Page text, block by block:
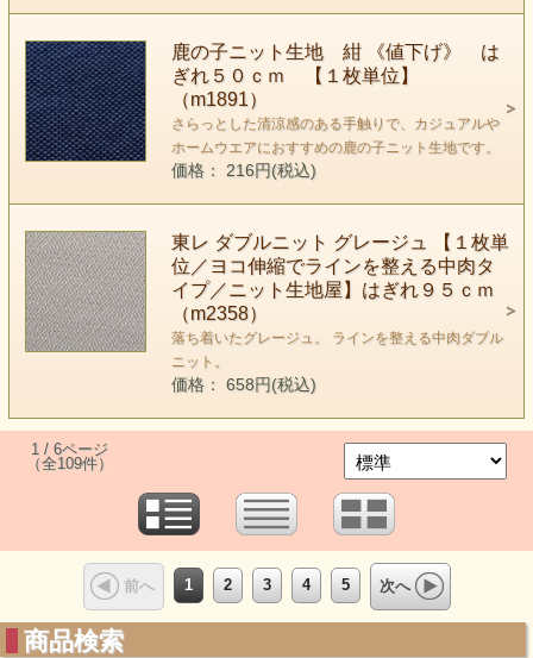
鹿の子ニット生地 紺 《値下げ》 は
ぎれ５０ｃｍ 【１枚単位】
（m1891）
さらっとした清涼感のある手触りで、カジュアルや
ホームウエアにおすすめの鹿の子ニット生地です。
価格： 216円(税込)
東レ ダブルニット グレージュ 【１枚単
位／ヨコ伸縮でラインを整える中肉タ
イプ／ニット生地屋】はぎれ９５ｃｍ
（m2358）
落ち着いたグレージュ。 ラインを整える中肉ダブル
ニット。
価格： 658円(税込)
1 / 6ページ
（全109件）
前へ 1 2 3 4 5 次へ
商品検索